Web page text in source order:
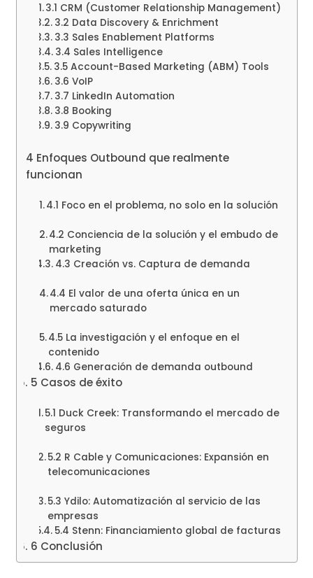
3.1 CRM (Customer Relationship Management)
3.2 Data Discovery & Enrichment
3.3 Sales Enablement Platforms
3.4 Sales Intelligence
3.5 Account-Based Marketing (ABM) Tools
3.6 VoIP
3.7 LinkedIn Automation
3.8 Booking
3.9 Copywriting
4 Enfoques Outbound que realmente
funcionan
4.1 Foco en el problema, no solo en la solución
4.2 Conciencia de la solución y el embudo de
marketing
4.3 Creación vs. Captura de demanda
4.4 El valor de una oferta única en un
mercado saturado
4.5 La investigación y el enfoque en el
contenido
4.6 Generación de demanda outbound
5 Casos de éxito
5.1 Duck Creek: Transformando el mercado de
seguros
5.2 R Cable y Comunicaciones: Expansión en
telecomunicaciones
5.3 Ydilo: Automatización al servicio de las
empresas
5.4 Stenn: Financiamiento global de facturas
6 Conclusión